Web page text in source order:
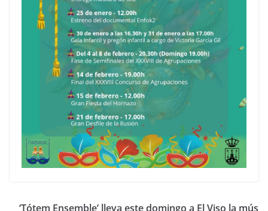
‘Tótem Ensemble’ lleva este domingo a El Viso la mús